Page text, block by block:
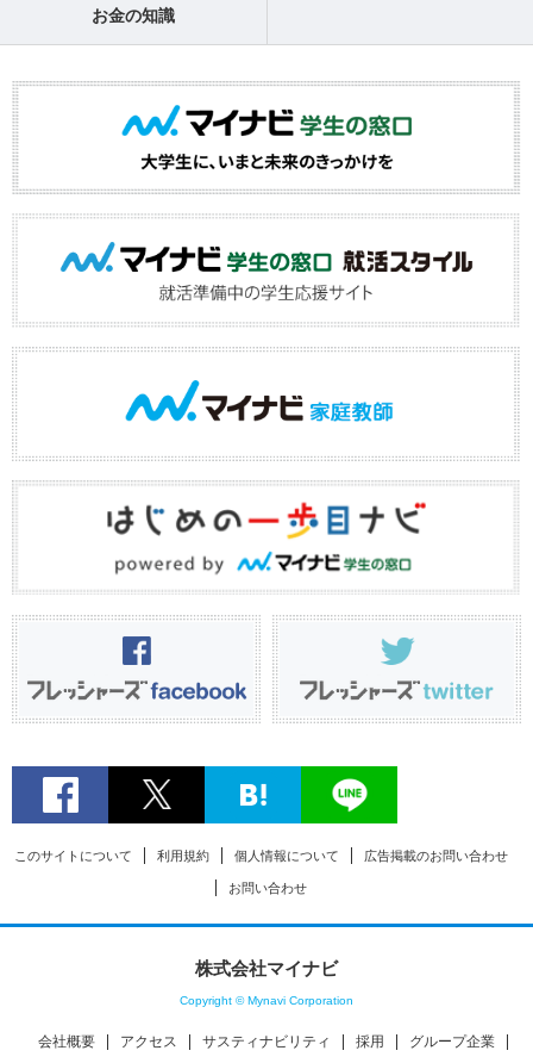
お金の知識
このサイトについて 利用規約 個人情報について 広告掲載のお問い合わせ
お問い合わせ
株式会社マイナビ
Copyright © Mynavi Corporation
会社概要 アクセス サスティナビリティ 採用
グループ企業